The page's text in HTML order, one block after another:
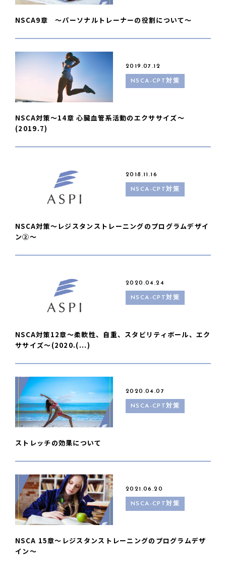
NSCA9章 〜パーソナルトレーナーの役割について〜
2019.07.12
NSCA-CPT対策
NSCA対策〜14章 心臓血管系活動のエクササイズ〜
(2019.7)
2018.11.16
NSCA-CPT対策
NSCA対策〜レジスタンストレーニングのプログラムデザイ
ン②〜
2020.04.24
NSCA-CPT対策
NSCA対策12章〜柔軟性、自重、スタビリティボール、エク
ササイズ〜(2020.(...)
2020.04.07
NSCA-CPT対策
ストレッチの効果について
2021.06.20
NSCA-CPT対策
NSCA 15章〜レジスタンストレーニングのプログラムデザ
イン〜